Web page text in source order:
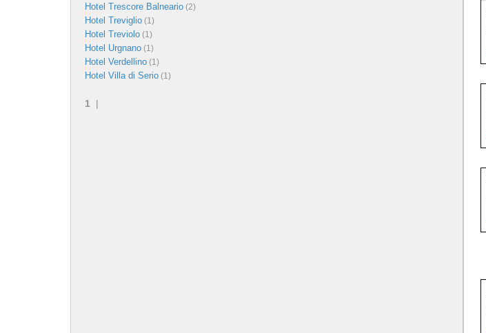
Hotel Trescore Balneario (2)
Hotel Treviglio (1)
Hotel Treviolo (1)
Hotel Urgnano (1)
Hotel Verdellino (1)
Hotel Villa di Serio (1)
1 |